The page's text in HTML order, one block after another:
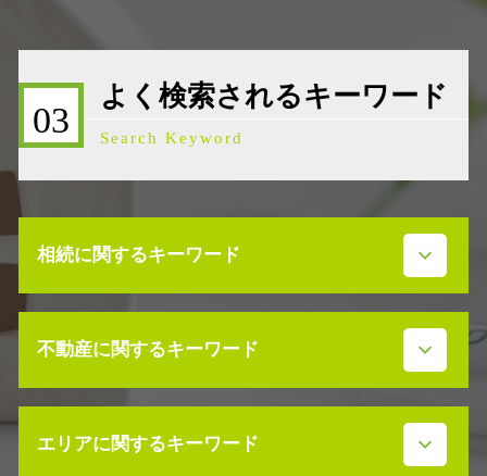
03
よく検索されるキーワード
Search Keyword
相続に関するキーワード
事業承継 節税
事業承継 マッチング
事業承継 代表者借入
不動産に関するキーワード
不動産売買契約 流れ
エリアに関するキーワード